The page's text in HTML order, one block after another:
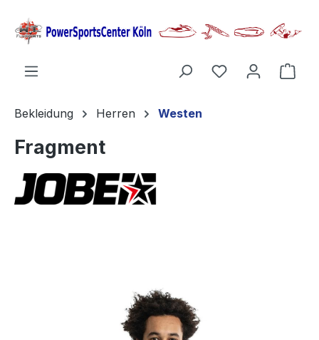
springen
Bekleidung Herren Westen
Fragment